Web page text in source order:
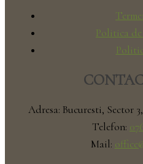
Politica
Adresa: Bucuresti, Sector
Telefon:
Mail: